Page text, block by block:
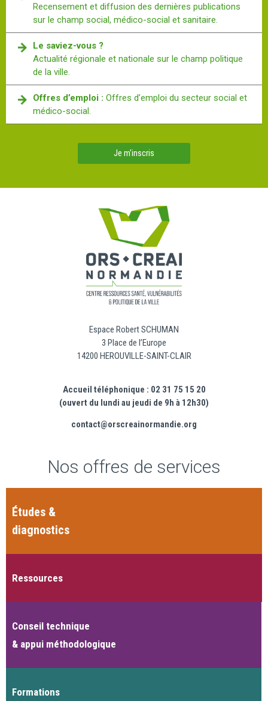
Recensement et diffusion des dernières publications
sur le champ social, médico-social et sanitaire.
Le saviez-vous ?
Actualité régionale et nationale sur le champ politique
de la ville.
Offres d’emploi : Offres d’emploi du secteur social et
médico-social.
Je m'inscris
Espace Robert SCHUMAN
3 Place de l’Europe
14200 HEROUVILLE-SAINT-CLAIR
Accueil téléphonique : 02 31 75 15 20
(ouvert du lundi au jeudi de 9h à 12h30)
contact@orscreainormandie.org
Nos offres de services
Études &
diagnostics
Ressources
Conseil technique
& appui méthodologique
Formations